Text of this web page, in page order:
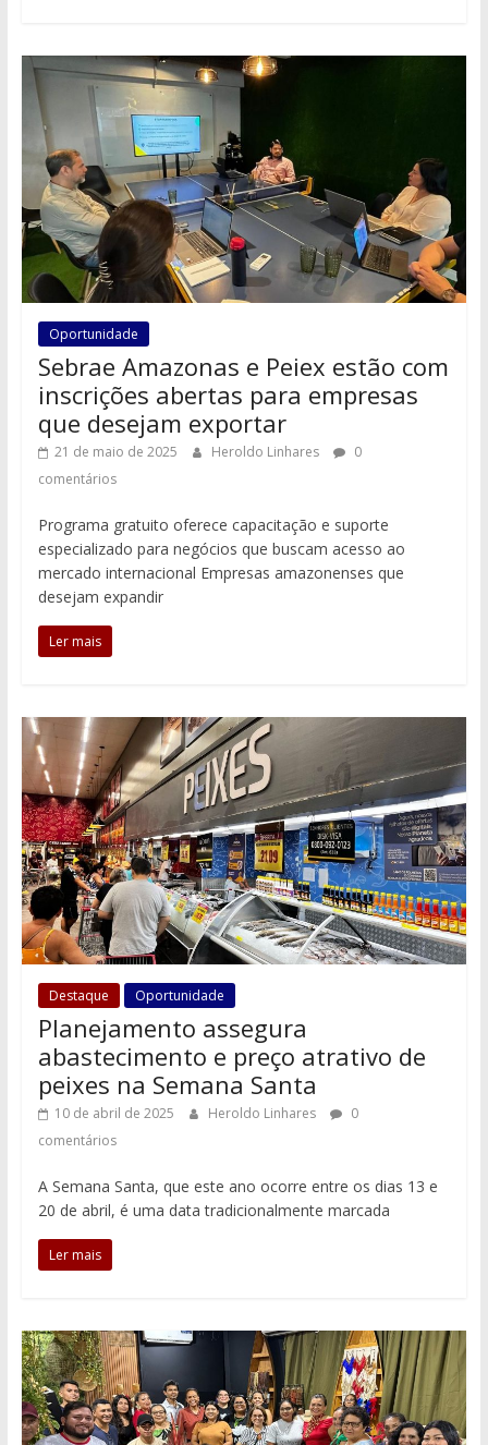
Oportunidade
Sebrae Amazonas e Peiex estão com
inscrições abertas para empresas
que desejam exportar
21 de maio de 2025 Heroldo Linhares
0
comentários
Programa gratuito oferece capacitação e suporte
especializado para negócios que buscam acesso ao
mercado internacional Empresas amazonenses que
desejam expandir
Ler mais
Destaque Oportunidade
Planejamento assegura
abastecimento e preço atrativo de
peixes na Semana Santa
10 de abril de 2025 Heroldo Linhares
0
comentários
A Semana Santa, que este ano ocorre entre os dias 13 e
20 de abril, é uma data tradicionalmente marcada
Ler mais